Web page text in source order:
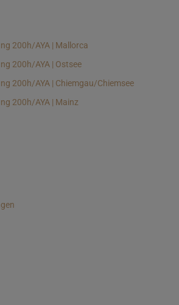
200h/AYA | Mallorca
200h/AYA | Ostsee
200h/AYA | Chiemgau/Chiemsee
200h/AYA | Mainz